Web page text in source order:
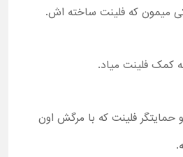
میمون که فلینت ساخته اش.
کمک فلینت میاد.
و حمایتگر فلینت که با مرگش اون